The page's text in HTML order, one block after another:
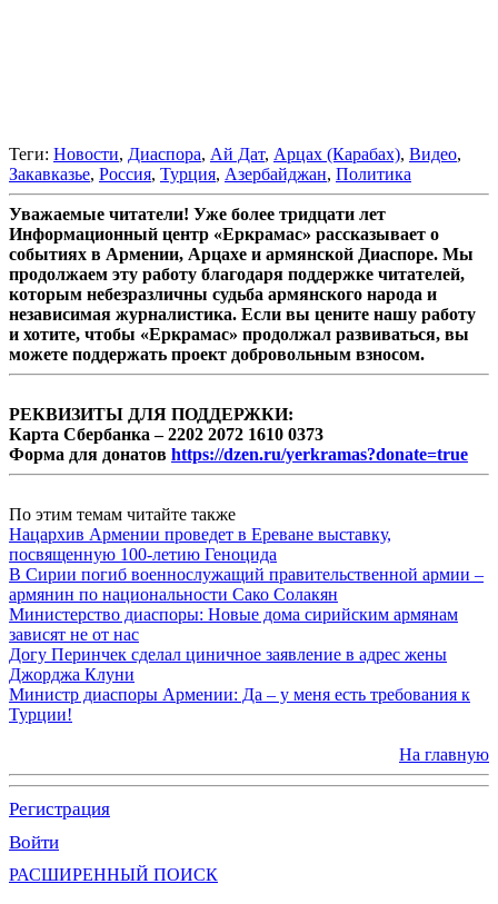
Теги: Новости, Диаспора, Ай Дат, Арцах (Карабах), Видео,
Закавказье, Россия, Турция, Азербайджан, Политика
Уважаемые читатели! Уже более тридцати лет
Информационный центр «Еркрамас» рассказывает о
событиях в Армении, Арцахе и армянской Диаспоре. Мы
продолжаем эту работу благодаря поддержке читателей,
которым небезразличны судьба армянского народа и
независимая журналистика. Если вы цените нашу работу
и хотите, чтобы «Еркрамас» продолжал развиваться, вы
можете поддержать проект добровольным взносом.
РЕКВИЗИТЫ ДЛЯ ПОДДЕРЖКИ:
Карта Сбербанка – 2202 2072 1610 0373
Форма для донатов https://dzen.ru/yerkramas?donate=true
По этим темам читайте также
Нацархив Армении проведет в Ереване выставку,
посвященную 100-летию Геноцида
В Сирии погиб военнослужащий правительственной армии –
армянин по национальности Сако Солакян
Министерство диаспоры: Новые дома сирийским армянам
зависят не от нас
Догу Перинчек сделал циничное заявление в адрес жены
Джорджа Клуни
Министр диаспоры Армении: Да – у меня есть требования к
Турции!
На главную
Регистрация
Войти
РАСШИРЕННЫЙ ПОИСК